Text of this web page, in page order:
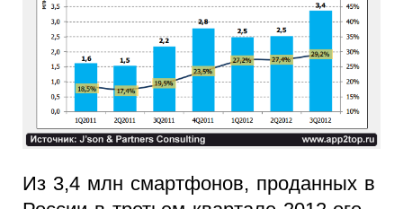
Из 3,4 млн смартфонов, проданных в